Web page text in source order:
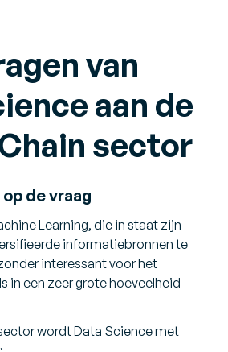
van
aan de
sector
de vraag
Learning, die in staat zijn
informatiebronnen te
interessant voor het
in een zeer grote hoeveelheid
wordt Data Science met